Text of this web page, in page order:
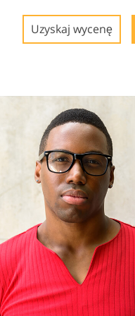
Uzyskaj wycenę